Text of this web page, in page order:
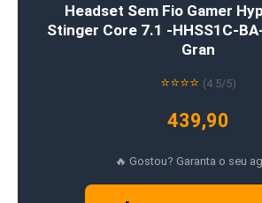
Headset Sem Fio Gamer
Stinger Core 7.1 -HHSS1C-
Gran
⭐⭐⭐⭐ (4.5/5)
439,90
🔥 Gostou? Garanta o seu